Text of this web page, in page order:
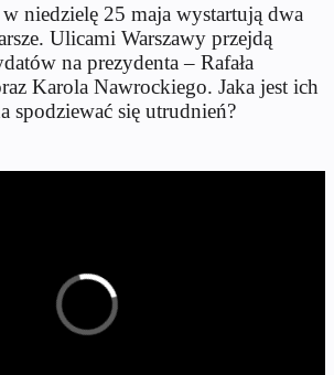
niedzielę 25 maja wystartują dwa
Ulicami Warszawy przejdą
na prezydenta – Rafała
Karola Nawrockiego. Jaka jest ich
spodziewać się utrudnień?